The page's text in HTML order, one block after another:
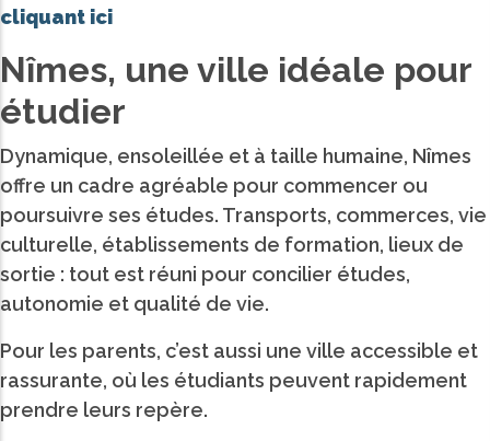
cliquant ici
Nîmes, une ville idéale pour
étudier
Dynamique, ensoleillée et à taille humaine, Nîmes
offre un cadre agréable pour commencer ou
poursuivre ses études. Transports, commerces, vie
culturelle, établissements de formation, lieux de
sortie : tout est réuni pour concilier études,
autonomie et qualité de vie.
Pour les parents, c’est aussi une ville accessible et
rassurante, où les étudiants peuvent rapidement
prendre leurs repère.